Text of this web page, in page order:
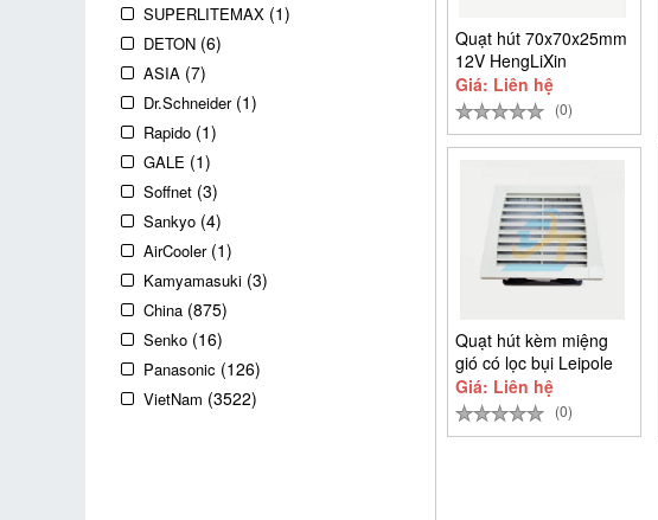
SUPERLITEMAX (1)
DETON (6)
ASIA (7)
Dr.Schneider(1)
Rapido (1)
GALE (1)
Soffnet (3)
Sankyo (4)
AirCooler(1)
Kamyamasuki (3)
China (875)
Senko (16)
Panasonic (126)
VietNam (3522)
Quạt hút 70x70x25mm
12V HengLiXin
HD7025S12M
Giá: Liên hệ
(0)
Quạt hút kèm miệng
gió có lọc bụi Leipole
FKL5522.230
Giá: Liên hệ
(0)